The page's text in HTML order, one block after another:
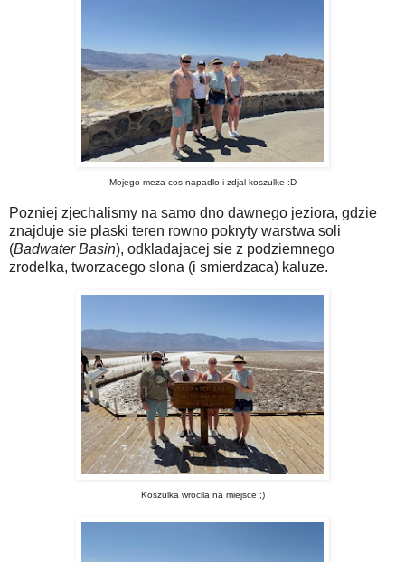
Mojego meza cos napadlo i zdjal koszulke :D
Pozniej zjechalismy na samo dno dawnego jeziora, gdzie
znajduje sie plaski teren rowno pokryty warstwa soli
(Badwater Basin), odkladajacej sie z podziemnego
zrodelka, tworzacego slona (i smierdzaca) kaluze.
Koszulka wrocila na miejsce ;)